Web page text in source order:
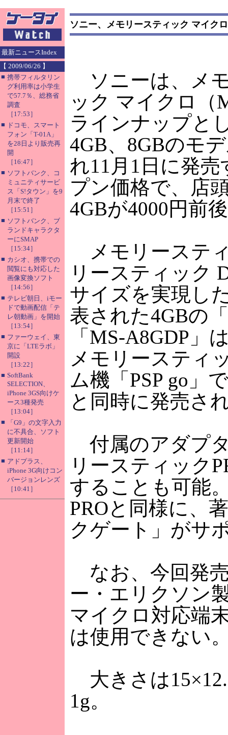
最新ニュースIndex
【 2009/06/26 】
■ 携帯フィルタリン
グ利用率は小学生
で57.7％、総務省
調査
［17:53］
■ ドコモ、スマート
フォン「T-01A」
を28日より販売再
開
［16:47］
■ ソフトバンク、コ
ミュニティサービ
ス「S!タウン」を9
月末で終了
［15:51］
■ ソフトバンク、ブ
ランドキャラクタ
ーにSMAP
［15:34］
■ カシオ、携帯での
閲覧にも対応した
画像変換ソフト
［14:56］
■ テレビ朝日、iモー
ドで動画配信「テ
レ朝動画」を開始
［13:54］
■ ファーウェイ、東
京に「LTEラボ」
開設
［13:22］
■ SoftBank
SELECTION、
iPhone 3GS向けケ
ース3種発売
［13:04］
■
「G9」の文字入力
に不具合、ソフト
更新開始
［11:14］
■ アドプラス、
iPhone 3G向けコン
バージョンレンズ
［10:41］
ソニー、メモリースティック マイク
ソニーは、メ
ック マイクロ（
ラインナップと
4GB、8GBのモ
れ11月1日に発
プン価格で、店
4GBが4000円前
メモリーステ
リースティック
サイズを実現し
表された4GBの
「MS-A8GDP」
メモリースティ
ム機「PSP go」
と同時に発売さ
付属のアダプ
リースティック
することも可能
PROと同様に、
クゲート」がサ
なお、今回発
ー・エリクソン
マイクロ対応端
は使用できない
大きさは
1g。